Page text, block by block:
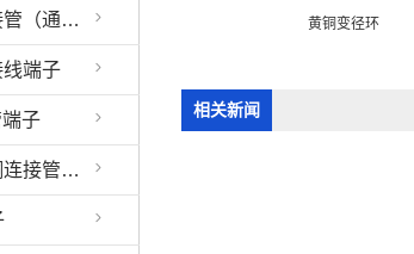
GL-G铜连接管（通孔）
端子
端子
GT-G本色铜连接管（通孔）
黄铜变径环 黄铜变径环
相关新闻